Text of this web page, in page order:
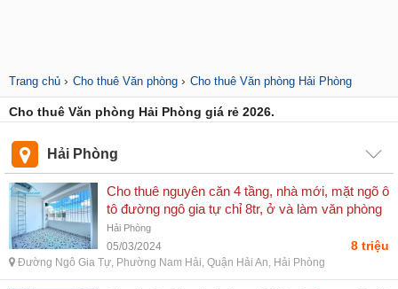
Trang chủ › Cho thuê Văn phòng › Cho thuê Văn phòng Hải Phòng
Cho thuê Văn phòng Hải Phòng giá rẻ 2026.
Hải Phòng
Cho thuê nguyên căn 4 tầng, nhà mới, mặt ngõ ô
tô đường ngô gia tự chỉ 8tr, ở và làm văn phòng
- đường ngô gia tự, phường nam hải, quận hải
an, hải phòng
Hải Phòng
05/03/2024 8 triệu
Đường Ngô Gia Tự, Phường Nam Hải, Quận Hải An, Hải Phòng